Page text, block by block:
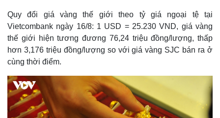
Quy đổi giá vàng thế giới theo tỷ giá ngoại tệ tại
Vietcombank ngày 16/8: 1 USD = 25.230 VND, giá vàng
thế giới hiện tương đương 76,24 triệu đồng/lượng, thấp
hơn 3,176 triệu đồng/lượng so với giá vàng SJC bán ra ở
cùng thời điểm.